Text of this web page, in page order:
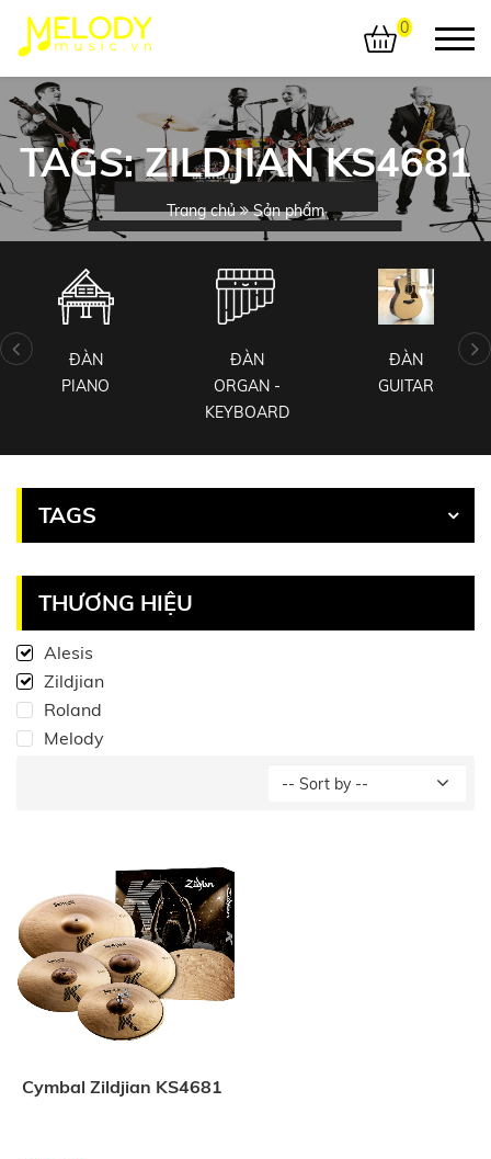
0
TAGS: ZILDJIAN KS4681
Trang chủ Sản phẩm
ĐÀN
PIANO
ĐÀN
ORGAN -
KEYBOARD
ĐÀN
GUITAR
TAGS
THƯƠNG HIỆU
Alesis
Zildjian
Roland
Melody
Cymbal Zildjian KS4681